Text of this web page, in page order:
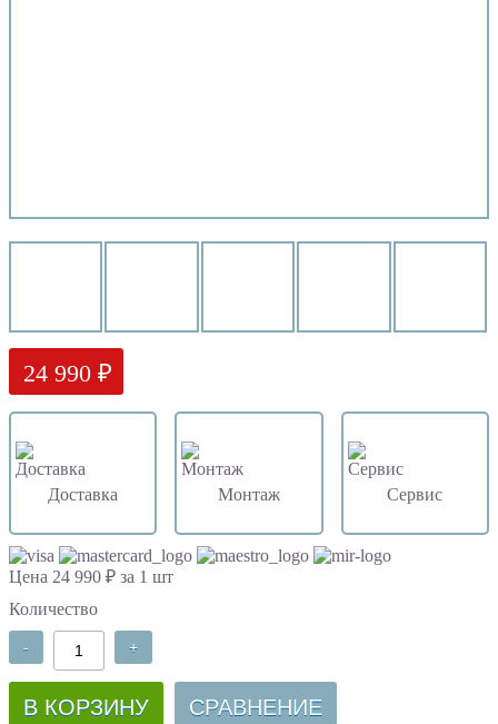
24 990 ₽
Доставка Монтаж Сервис
Цена 24 990 ₽ за 1 шт
Количество
- +
В КОРЗИНУ СРАВНЕНИЕ